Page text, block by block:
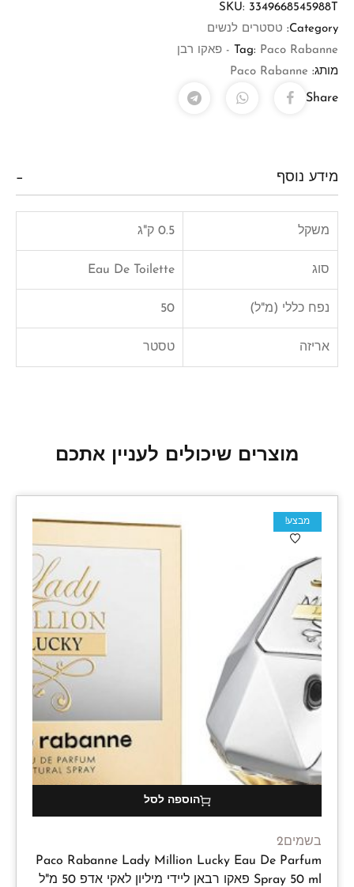
SKU: 3349668545988T
Category:
טסטרים לנשים
Tag: Paco Rabanne - פאקו רבן
מותג: Paco Rabanne
Share
מידע נוסף
משקל 0.5 ק"ג
סוג Eau De Toilette
נפח כללי (מ"ל) 50
אריזה טסטר
מוצרים שיכולים לעניין אתכם
מבצע!
הוספה לסל
בשמים2
Paco Rabanne Lady Million Lucky Eau De Parfum
Spray 50 ml פאקו רבאן ליידי מיליון לאקי אדפ 50 מ"ל